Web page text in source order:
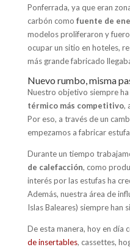
Ponferrada, ya que eran
carbón como fuente de
modelos proliferaron y
ocupar un sitio en hoteles,
más grande fabricado
Nuevo rumbo, misma
Nuestro objetivo siempre
térmico más competitivo,
Por eso, a través de un
empezamos a fabricar
Durante un tiempo
de calefacción, como
interés por las estufas ha
Además, nuestra área de
Islas Baleares) siempre han
De esta manera, hoy en día
de insertables, cassettes,